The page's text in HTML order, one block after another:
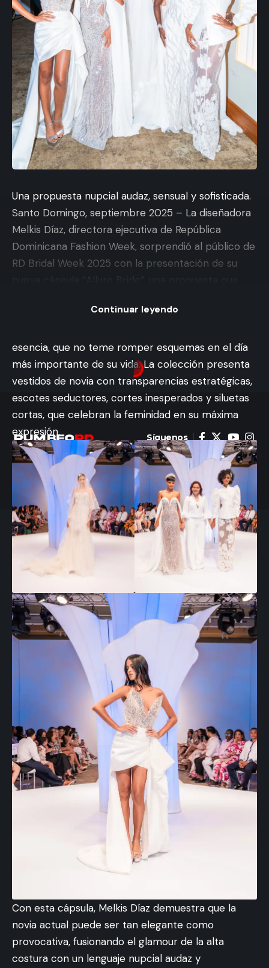
Una propuesta nupcial audaz, sensual y sofisticada.
Santo Domingo, septiembre 2025 – La diseñadora
Melkis Díaz, directora ejecutiva de República
Dominicana Fashion Week, sorprendió al público de
RD Bridal Week 2025 con la presentación de su
“Allure Bride” surge como un homenaje a la mujer
esencia, que no teme romper esquemas en el día
más importante de su vida. La colección presenta
vestidos de novia con transparencias estratégicas,
escotes seductores, cortes inesperados y siluetas
cortas, que celebran la feminidad en su máxima
expresión.
Con esta cápsula, Melkis Díaz demuestra que la
novia actual puede ser tan elegante como
provocativa, fusionando el glamour de la alta
costura con un lenguaje nupcial audaz y
Continuar leyendo
Síguenos
© 2024 Rumbeo.com. All Rights Reserved.
Inicio Nosotros Política de Privacidad Contacto